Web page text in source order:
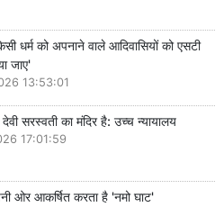
धर्म को अपनाने वाले आदिवासियों को एसटी
जाए'
13:53:01
सरस्वती का मंदिर है: उच्च न्यायालय
17:01:59
ओर आकर्षित करता है 'नमो घाट'